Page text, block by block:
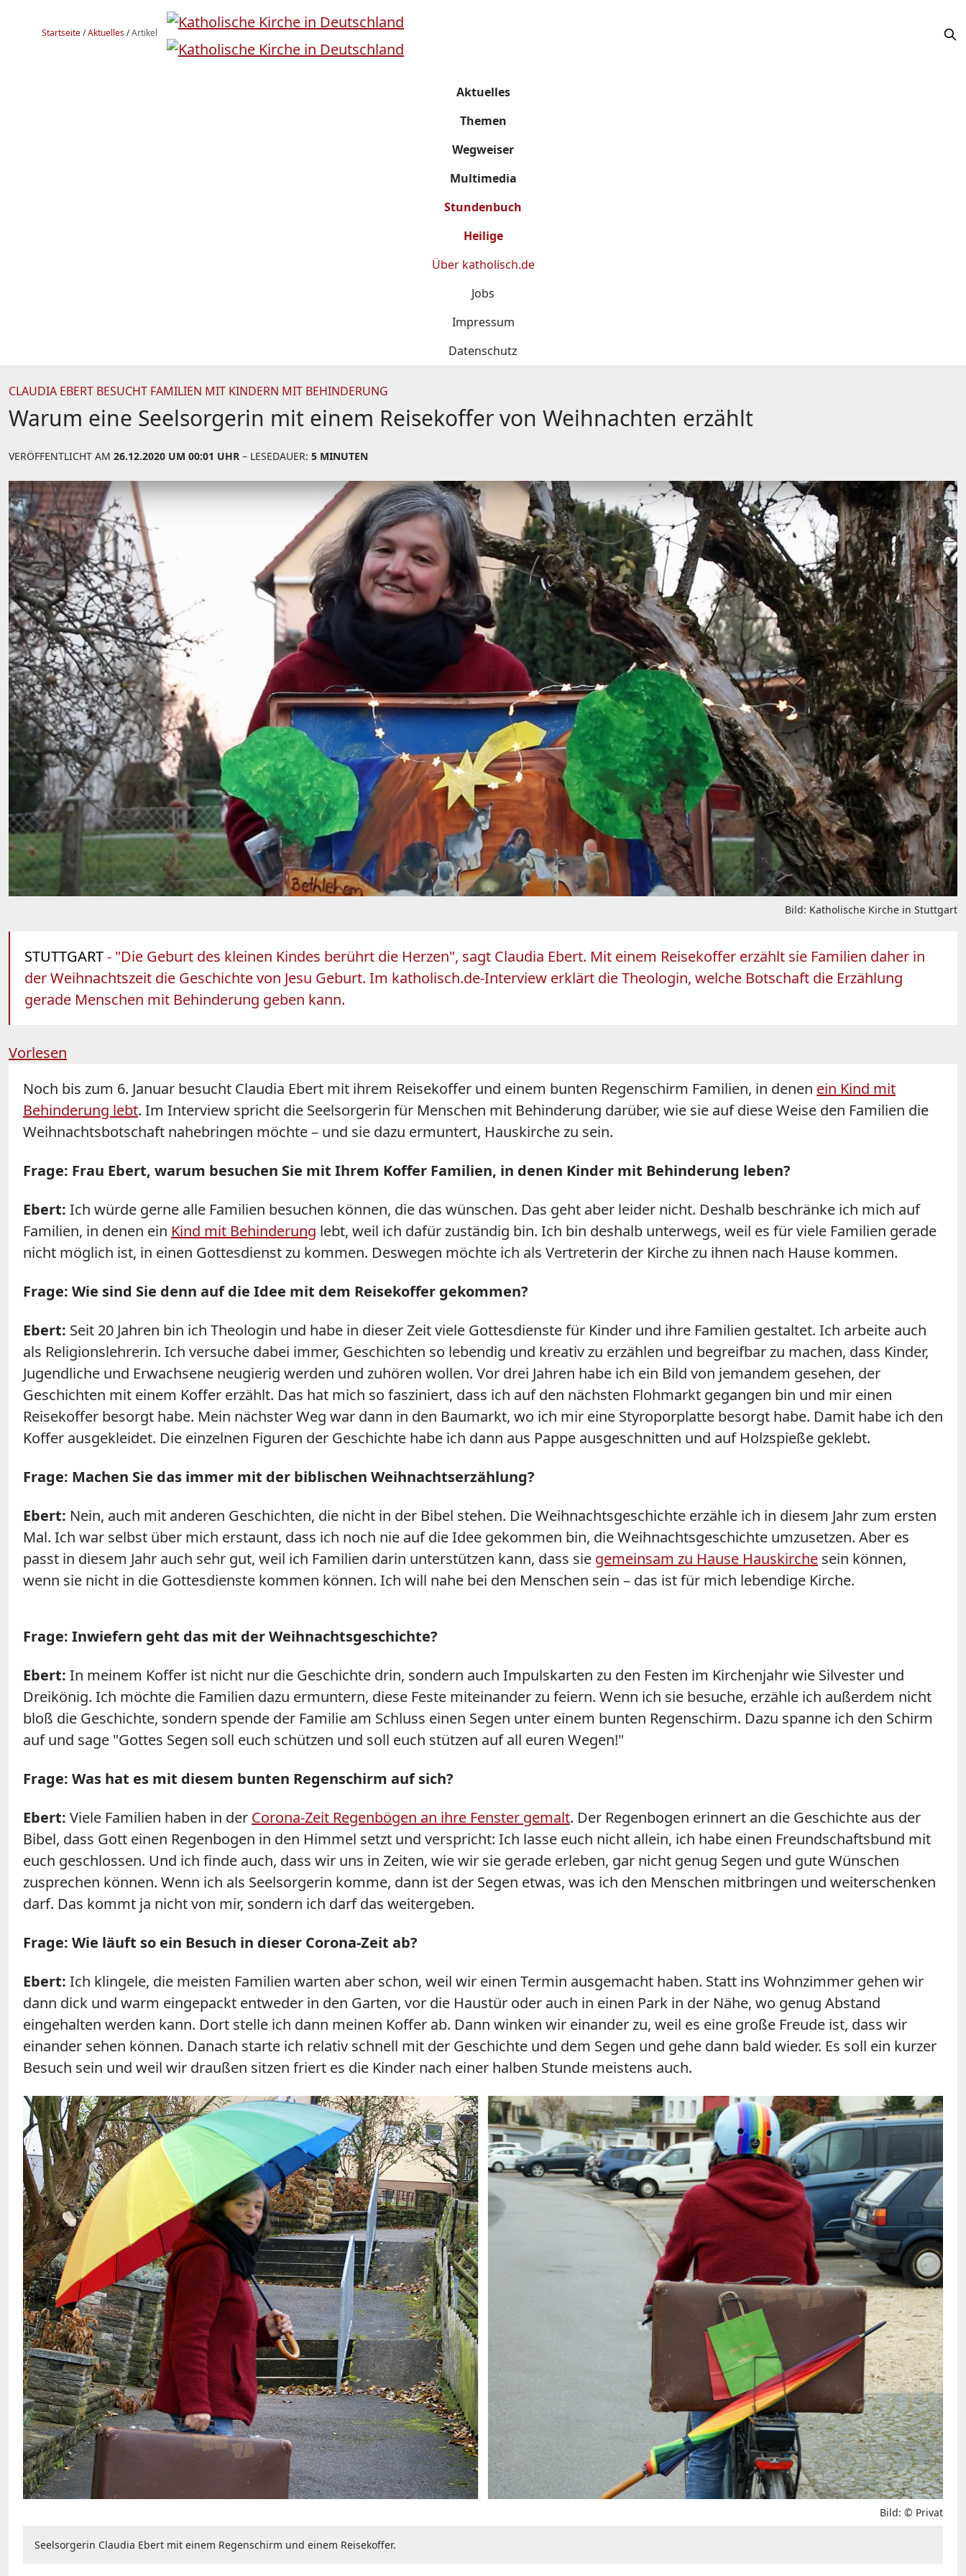
Startseite/Aktuelles/Artikel
Aktuelles
Themen
Wegweiser
Multimedia
Stundenbuch
Heilige
Über katholisch.de
Jobs
Impressum
Datenschutz
CLAUDIA EBERT BESUCHT FAMILIEN MIT KINDERN MIT BEHINDERUNG
Warum eine Seelsorgerin mit einem Reisekoffer von Weihnachten erzählt
VERÖFFENTLICHT AM 26.12.2020 UM 00:01 UHR – LESEDAUER: 5 MINUTEN
Bild: Katholische Kirche in Stuttgart
STUTTGART- "Die Geburt des kleinen Kindes berührt die Herzen", sagt Claudia Ebert. Mit einem Reisekoffer erzählt sie Familien daher in
der Weihnachtszeit die Geschichte von Jesu Geburt. Im katholisch.de-Interview erklärt die Theologin, welche Botschaft die Erzählung
gerade Menschen mit Behinderung geben kann.
Vorlesen
Noch bis zum 6. Januar besucht Claudia Ebert mit ihrem Reisekoffer und einem bunten Regenschirm Familien, in denen ein Kind mit
Behinderung lebt. Im Interview spricht die Seelsorgerin für Menschen mit Behinderung darüber, wie sie auf diese Weise den Familien die
Weihnachtsbotschaft nahebringen möchte – und sie dazu ermuntert, Hauskirche zu sein.
Frage: Frau Ebert, warum besuchen Sie mit Ihrem Koffer Familien, in denen Kinder mit Behinderung leben?
Ebert: Ich würde gerne alle Familien besuchen können, die das wünschen. Das geht aber leider nicht. Deshalb beschränke ich mich auf
Familien, in denen ein Kind mit Behinderung lebt, weil ich dafür zuständig bin. Ich bin deshalb unterwegs, weil es für viele Familien gerade
nicht möglich ist, in einen Gottesdienst zu kommen. Deswegen möchte ich als Vertreterin der Kirche zu ihnen nach Hause kommen.
Frage: Wie sind Sie denn auf die Idee mit dem Reisekoffer gekommen?
Ebert: Seit 20 Jahren bin ich Theologin und habe in dieser Zeit viele Gottesdienste für Kinder und ihre Familien gestaltet. Ich arbeite auch
als Religionslehrerin. Ich versuche dabei immer, Geschichten so lebendig und kreativ zu erzählen und begreifbar zu machen, dass Kinder,
Jugendliche und Erwachsene neugierig werden und zuhören wollen. Vor drei Jahren habe ich ein Bild von jemandem gesehen, der
Geschichten mit einem Koffer erzählt. Das hat mich so fasziniert, dass ich auf den nächsten Flohmarkt gegangen bin und mir einen
Reisekoffer besorgt habe. Mein nächster Weg war dann in den Baumarkt, wo ich mir eine Styroporplatte besorgt habe. Damit habe ich den
Koffer ausgekleidet. Die einzelnen Figuren der Geschichte habe ich dann aus Pappe ausgeschnitten und auf Holzspieße geklebt.
Frage: Machen Sie das immer mit der biblischen Weihnachtserzählung?
Ebert: Nein, auch mit anderen Geschichten, die nicht in der Bibel stehen. Die Weihnachtsgeschichte erzähle ich in diesem Jahr zum ersten
Mal. Ich war selbst über mich erstaunt, dass ich noch nie auf die Idee gekommen bin, die Weihnachtsgeschichte umzusetzen. Aber es
passt in diesem Jahr auch sehr gut, weil ich Familien darin unterstützen kann, dass sie gemeinsam zu Hause Hauskirche sein können,
wenn sie nicht in die Gottesdienste kommen können. Ich will nahe bei den Menschen sein – das ist für mich lebendige Kirche.
Frage: Inwiefern geht das mit der Weihnachtsgeschichte?
Ebert: In meinem Koffer ist nicht nur die Geschichte drin, sondern auch Impulskarten zu den Festen im Kirchenjahr wie Silvester und
Dreikönig. Ich möchte die Familien dazu ermuntern, diese Feste miteinander zu feiern. Wenn ich sie besuche, erzähle ich außerdem nicht
bloß die Geschichte, sondern spende der Familie am Schluss einen Segen unter einem bunten Regenschirm. Dazu spanne ich den Schirm
auf und sage "Gottes Segen soll euch schützen und soll euch stützen auf all euren Wegen!"
Frage: Was hat es mit diesem bunten Regenschirm auf sich?
Ebert: Viele Familien haben in der Corona-Zeit Regenbögen an ihre Fenster gemalt. Der Regenbogen erinnert an die Geschichte aus der
Bibel, dass Gott einen Regenbogen in den Himmel setzt und verspricht: Ich lasse euch nicht allein, ich habe einen Freundschaftsbund mit
euch geschlossen. Und ich finde auch, dass wir uns in Zeiten, wie wir sie gerade erleben, gar nicht genug Segen und gute Wünschen
zusprechen können. Wenn ich als Seelsorgerin komme, dann ist der Segen etwas, was ich den Menschen mitbringen und weiterschenken
darf. Das kommt ja nicht von mir, sondern ich darf das weitergeben.
Frage: Wie läuft so ein Besuch in dieser Corona-Zeit ab?
Ebert: Ich klingele, die meisten Familien warten aber schon, weil wir einen Termin ausgemacht haben. Statt ins Wohnzimmer gehen wir
dann dick und warm eingepackt entweder in den Garten, vor die Haustür oder auch in einen Park in der Nähe, wo genug Abstand
eingehalten werden kann. Dort stelle ich dann meinen Koffer ab. Dann winken wir einander zu, weil es eine große Freude ist, dass wir
einander sehen können. Danach starte ich relativ schnell mit der Geschichte und dem Segen und gehe dann bald wieder. Es soll ein kurzer
Besuch sein und weil wir draußen sitzen friert es die Kinder nach einer halben Stunde meistens auch.
Bild: © Privat
Seelsorgerin Claudia Ebert mit einem Regenschirm und einem Reisekoffer.